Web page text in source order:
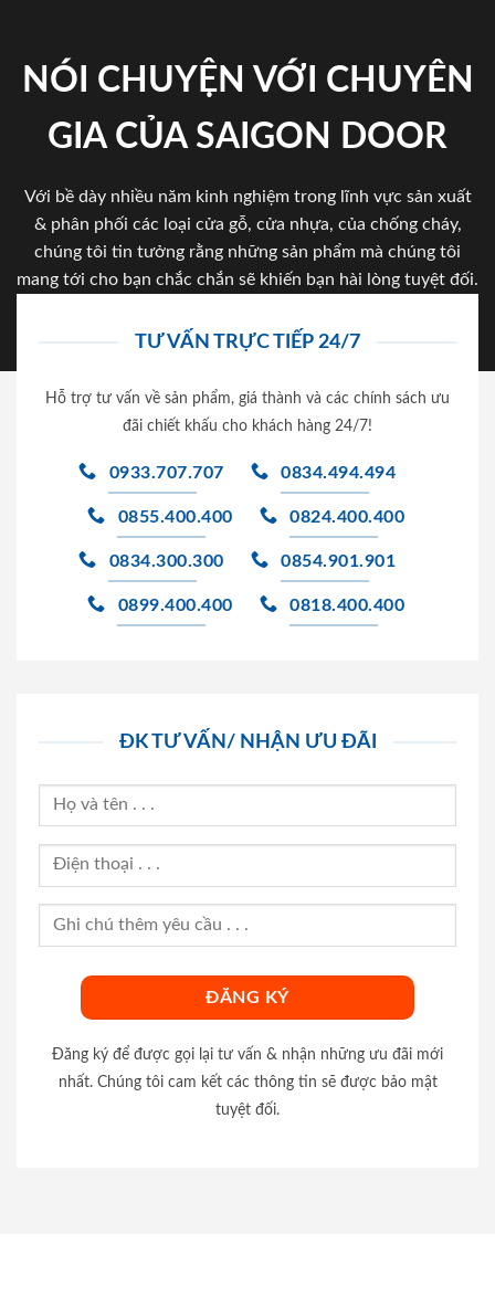
NÓI CHUYỆN VỚI CHUYÊN
GIA CỦA SAIGON DOOR
Với bề dày nhiều năm kinh nghiệm trong lĩnh vực sản xuất
& phân phối các loại cửa gỗ, cửa nhựa, của chống cháy,
chúng tôi tin tưởng rằng những sản phẩm mà chúng tôi
mang tới cho bạn chắc chắn sẽ khiến bạn hài lòng tuyệt đối.
TƯ VẤN TRỰC TIẾP 24/7
Hỗ trợ tư vấn về sản phẩm, giá thành và các chính sách ưu
đãi chiết khấu cho khách hàng 24/7!
0933.707.707 0834.494.494
0855.400.400 0824.400.400
0834.300.300 0854.901.901
0899.400.400 0818.400.400
ĐK TƯ VẤN/ NHẬN ƯU ĐÃI
Đăng ký để được gọi lại tư vấn & nhận những ưu đãi mới
nhất. Chúng tôi cam kết các thông tin sẽ được bảo mật
tuyệt đối.